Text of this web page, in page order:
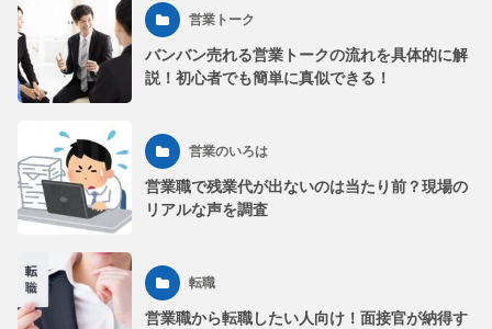
営業トーク
バンバン売れる営業トークの流れを具体的に解
説！初心者でも簡単に真似できる！
営業のいろは
営業職で残業代が出ないのは当たり前？現場の
リアルな声を調査
転職
営業職から転職したい人向け！面接官が納得す